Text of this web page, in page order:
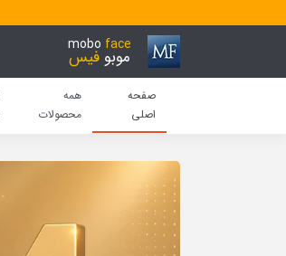
mobo face
موبو فیس
صفحه
اصلی
همه
محصولات